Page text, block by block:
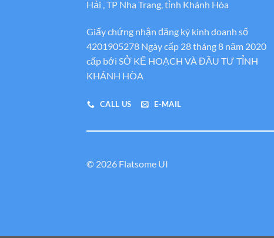
Hải , TP Nha Trang, tỉnh Khánh Hòa
Giấy chứng nhận đăng ký kinh doanh số
4201905278 Ngày cấp 28 tháng 8 năm 2020
cấp bới SỞ KẾ HOẠCH VÀ ĐẦU TƯ TỈNH
KHÁNH HÒA
CALL US E-MAIL
© 2026 Flatsome UI